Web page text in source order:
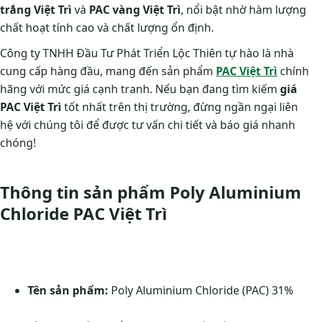
trắng Việt Trì và PAC vàng Việt Trì, nổi bật nhờ hàm lượng
chất hoạt tính cao và chất lượng ổn định.
Công ty TNHH Đầu Tư Phát Triển Lộc Thiên tự hào là nhà
cung cấp hàng đầu, mang đến sản phẩm PAC Việt Trì chính
hãng với mức giá cạnh tranh. Nếu bạn đang tìm kiếm giá
PAC Việt Trì tốt nhất trên thị trường, đừng ngần ngại liên
hệ với chúng tôi để được tư vấn chi tiết và báo giá nhanh
chóng!
Thông tin sản phẩm Poly Aluminium
Chloride PAC Việt Trì
Tên sản phẩm: Poly Aluminium Chloride (PAC) 31%